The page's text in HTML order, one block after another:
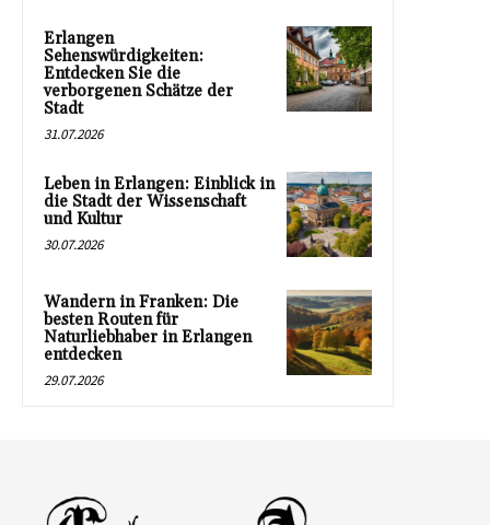
Erlangen
Sehenswürdigkeiten:
Entdecken Sie die
verborgenen Schätze der
Stadt
31.07.2026
Leben in Erlangen: Einblick in
die Stadt der Wissenschaft
und Kultur
30.07.2026
Wandern in Franken: Die
besten Routen für
Naturliebhaber in Erlangen
entdecken
29.07.2026